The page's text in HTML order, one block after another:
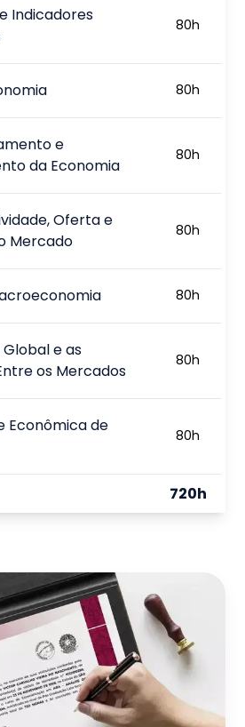
Indicadores
80h
80h
e
da Economia
80h
Oferta e
Mercado
80h
80h
e as
os Mercados
80h
Econômica de
80h
720h